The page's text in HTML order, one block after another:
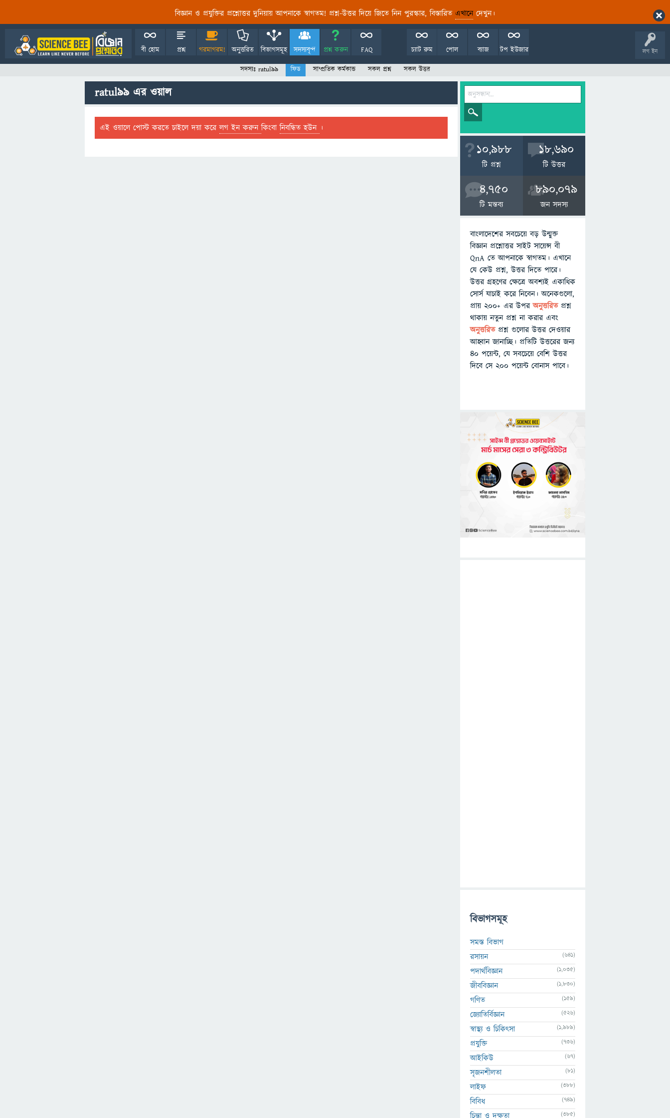
বিজ্ঞান ও প্রযুক্তির প্রশ্নোত্তর দুনিয়ায় আপনাকে স্বাগতম! প্রশ্ন-উত্তর দিয়ে জিতে নিন পুরস্কার, বিস্তারিত এখানেদেখুন।
লগ ইন
বী হোম প্রশ্ন গরমাগরম! অনুত্তরিত বিভাগসমূহ সদস্যবৃন্দ প্রশ্ন করুন FAQ টপ ইউজার
ব্যাজ
পোল
চ্যাট রুম
সদস্যঃ ratul99 ফিড সাম্প্রতিক কর্মকান্ড সকল প্রশ্ন সকল উত্তর
ratul99 এর ওয়াল
এই ওয়ালে পোস্ট করতে চাইলে দয়া করেলগ ইন করুনকিংবানিবন্ধিত হউন ।
10,988
টি প্রশ্ন
18,690
টি উত্তর
4,750
টি মন্তব্য
890,079
জন সদস্য
বাংলাদেশের সবচেয়ে বড় উন্মুক্ত
বিজ্ঞান প্রশ্নোত্তর সাইট সায়েন্স বী
QnA তে আপনাকে স্বাগতম। এখানে
যে কেউ প্রশ্ন, উত্তর দিতে পারে।
উত্তর গ্রহণের ক্ষেত্রে অবশ্যই একাধিক
সোর্স যাচাই করে নিবেন। অনেকগুলো,
প্রায় ২০০+ এর উপরঅনুত্তরিতপ্রশ্ন
থাকায় নতুন প্রশ্ন না করার এবং
অনুত্তরিত প্রশ্ন গুলোর উত্তর দেওয়ার
আহ্বান জানাচ্ছি। প্রতিটি উত্তরের জন্য
৪০ পয়েন্ট, যে সবচেয়ে বেশি উত্তর
দিবে সে ২০০ পয়েন্ট বোনাস পাবে।
বিভাগসমূহ
সমস্ত বিভাগ
রসায়ন
(641)
পদার্থবিজ্ঞান (1,035)
জীববিজ্ঞান (1,830)
গণিত (159)
জ্যোতির্বিজ্ঞান (526)
স্বাস্থ্য ও চিকিৎসা (1,989)
প্রযুক্তি (736)
আইকিউ (67)
সৃজনশীলতা (81)
লাইফ (388)
বিবিধ (749)
চিন্তা ও দক্ষতা (385)